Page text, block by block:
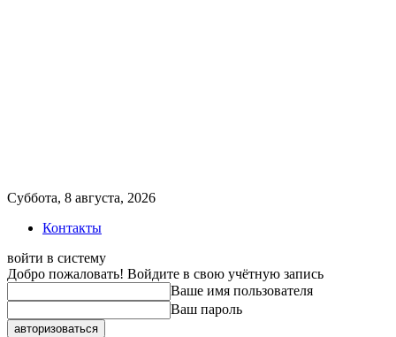
Суббота, 8 августа, 2026
Контакты
войти в систему
Добро пожаловать! Войдите в свою учётную запись
Ваше имя пользователя
Ваш пароль